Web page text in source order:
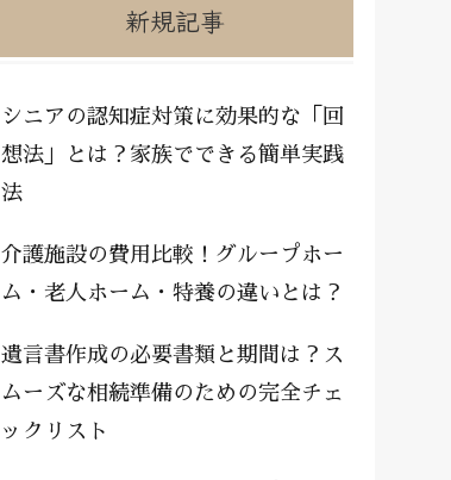
新規記事
シニアの認知症対策に効果的な「回
想法」とは？家族でできる簡単実践
法
介護施設の費用比較！グループホー
ム・老人ホーム・特養の違いとは？
遺言書作成の必要書類と期間は？ス
ムーズな相続準備のための完全チェ
ックリスト